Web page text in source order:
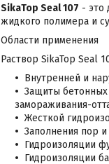
SikaTop Seal 107 - это
жидкого полимера и
Области применения
Раствор SikaTop Seal
Внутренней и
Защиты бетонных
замораживания-
Жесткой
Заполнения пор и
Гидроизоляции
Гидроизоляции